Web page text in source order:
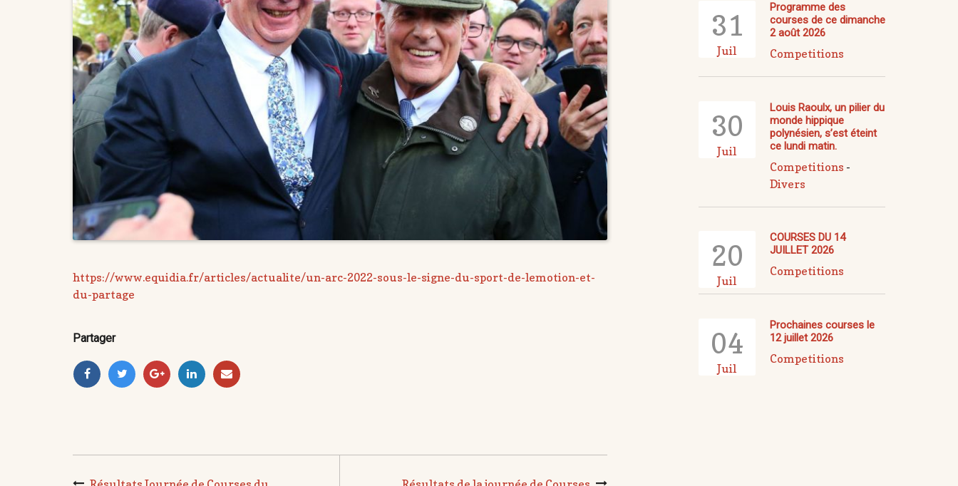
https://www.equidia.fr/articles/actualite/un-arc-2022-sous-le-signe-du-sport-de-lemotion-et-
du-partage
Partager
31
Juil
Programme des
courses de ce dimanche
2 août 2026
Competitions
30
Juil
Louis Raoulx, un pilier du
monde hippique
polynésien, s’est éteint
ce lundi matin.
Competitions -
Divers
20
Juil
COURSES DU 14
JUILLET 2026
Competitions
04
Juil
Prochaines courses le
12 juillet 2026
Competitions